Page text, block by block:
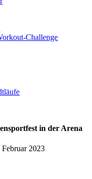
Challenge
in der Arena
2023